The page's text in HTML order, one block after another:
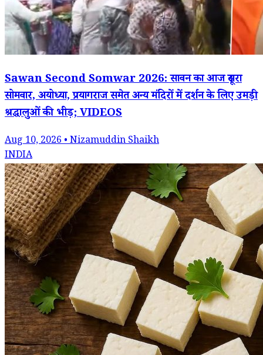
Sawan Second Somwar 2026: सावन का आज दूसरा
सोमवार, अयोध्या, प्रयागराज समेत अन्य मंदिरों में दर्शन के लिए उमड़ी
श्रद्धालुओं की भीड़; VIDEOS
Aug 10, 2026 • Nizamuddin Shaikh
INDIA